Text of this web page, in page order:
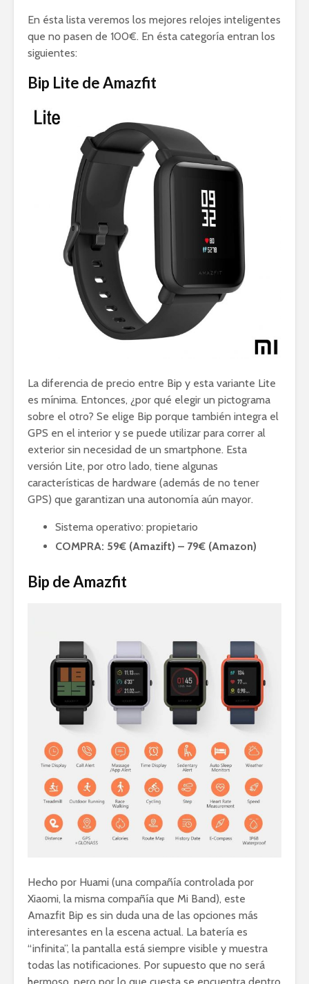
En ésta lista veremos los mejores relojes inteligentes
que no pasen de 100€. En ésta categoría entran los
siguientes:
Bip Lite de Amazfit
La diferencia de precio entre Bip y esta variante Lite
es mínima. Entonces, ¿por qué elegir un pictograma
sobre el otro? Se elige Bip porque también integra el
GPS en el interior y se puede utilizar para correr al
exterior sin necesidad de un smartphone. Esta
versión Lite, por otro lado, tiene algunas
características de hardware (además de no tener
GPS) que garantizan una autonomía aún mayor.
Sistema operativo: propietario
COMPRA: 59€ (Amazift) – 79€ (Amazon)
Bip de Amazfit
Hecho por Huami (una compañía controlada por
Xiaomi, la misma compañía que Mi Band), este
Amazfit Bip es sin duda una de las opciones más
interesantes en la escena actual. La batería es
“infinita”, la pantalla está siempre visible y muestra
todas las notificaciones. Por supuesto que no será